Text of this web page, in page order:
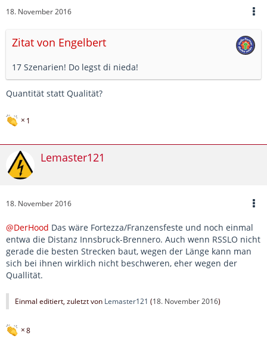
18. November 2016
Zitat von Engelbert
17 Szenarien! Do legst di nieda!
Quantität statt Qualität?
1
Lemaster121
18. November 2016
@DerHood Das wäre Fortezza/Franzensfeste und noch einmal
entwa die Distanz Innsbruck-Brennero. Auch wenn RSSLO nicht
gerade die besten Strecken baut, wegen der Länge kann man
sich bei ihnen wirklich nicht beschweren, eher wegen der
Quallität.
Einmal editiert, zuletzt von Lemaster121 (18. November 2016)
8